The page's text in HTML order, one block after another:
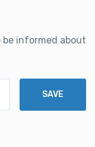
informed about
SAVE